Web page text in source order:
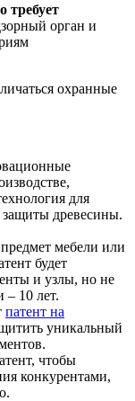
требует
орган и
охранные
для
защиты древесины.
мебели или
будет
и узлы, но не
– 10 лет.
патент на
уникальный
чтобы
конкурентами,